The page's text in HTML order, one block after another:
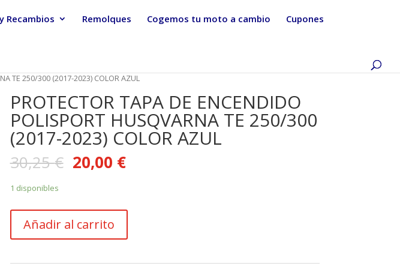
Recambios Remolques Cogemos tu moto a cambio
Cupones
TE 250/300 (2017-2023) COLOR AZUL
PROTECTOR TAPA DE ENCENDIDO
POLISPORT HUSQVARNA TE 250/300
(2017-2023) COLOR AZUL
30,25€ 20,00 €
1 disponibles
TAPAAñadir al carrito